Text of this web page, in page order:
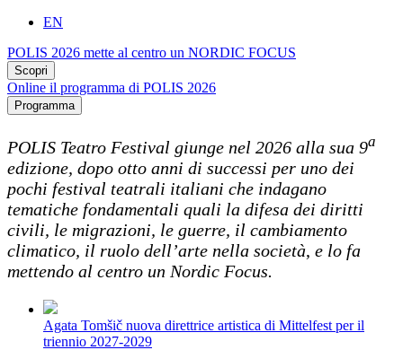
EN
POLIS 2026 mette al centro un NORDIC FOCUS
Scopri
Online il programma di POLIS 2026
Programma
POLIS Teatro Festival giunge nel 2026 alla sua 9a
edizione, dopo otto anni di successi per uno dei
pochi festival teatrali italiani che indagano
tematiche fondamentali quali la difesa dei diritti
civili, le migrazioni, le guerre, il cambiamento
climatico, il ruolo dell’arte nella società, e lo fa
mettendo al centro un Nordic Focus.
Agata Tomšič nuova direttrice artistica di Mittelfest per il
triennio 2027-2029